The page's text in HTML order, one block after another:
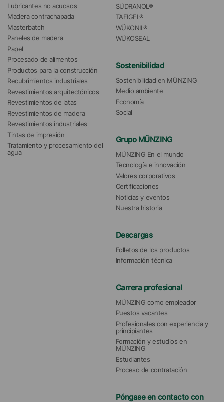
Lubricantes no acuosos
Madera contrachapada
Masterbatch
Paneles de madera
Papel
Procesado de alimentos
Productos para la construcción
Recubrimientos industriales
Revestimientos arquitectónicos
Revestimientos de latas
Revestimientos de madera
Revestimientos industriales
Tintas de impresión
Tratamiento y procesamiento del
agua
SÜDRANOL®
TAFIGEL®
WÜKONIL®
WÜKOSEAL
Sostenibilidad
Sostenibilidad en MÜNZING
Medio ambiente
Economía
Social
Grupo MÜNZING
MÜNZING En el mundo
Tecnología e innovación
Valores corporativos
Certificaciones
Noticias y eventos
Nuestra historia
Descargas
Folletos de los productos
Información técnica
Carrera profesional
MÜNZING como empleador
Puestos vacantes
Profesionales con experiencia y
principiantes
Formación y estudios en
MÜNZING
Estudiantes
Proceso de contratación
Póngase en contacto con